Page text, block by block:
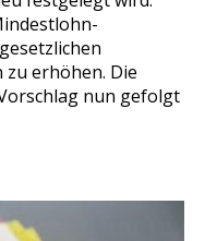
erhöhen. Die
nun gefolgt